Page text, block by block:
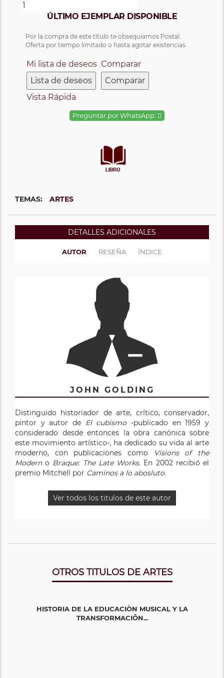
ÚLTIMO EJEMPLAR DISPONIBLE
Por la compra de este título te obsequiamos Postal.
Oferta por tiempo limitado o hasta agotar existencias
Mi lista de deseos
Lista de deseos
Comparar
Comparar
Vista Rápida
Preguntar por WhatsApp:
TEMAS: ARTES
DETALLES ADICIONALES
AUTOR RESEÑA ÍNDICE
JOHN GOLDING
Distinguido historiador de arte, crítico, conservador,
pintor y autor de El cubismo-publicado en 1959 y
considerado desde entonces la obra canónica sobre
este movimiento artístico-, ha dedicado su vida al arte
moderno, con publicaciones como
Visions of the
Moderno Braque: The Late Works. En 2002 recibió el
premio Mitchell por Caminos a lo abosluto.
Ver todos los titulos de este autor
OTROS TITULOS DE ARTES
HISTORIA DE LA EDUCACIÒN MUSICAL Y LA
TRANSFORMACIÔN...